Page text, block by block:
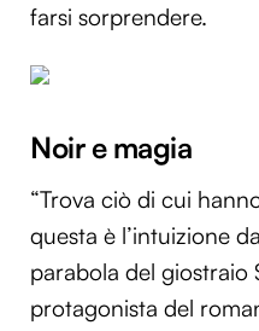
farsi sorprendere.
Noir e magia
“Trova ciò di cui
questa è l’intuizione
parabola del giostraio
protagonista del